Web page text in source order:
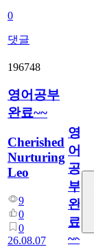
0
댓글
196748
영어공부
완료~~
Cherished
Nurturing
Leo
9
0
0
26.08.07
영
어
공
부
완
료
~~